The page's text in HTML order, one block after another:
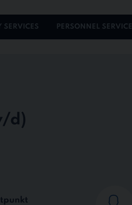
SERVICES PERSONNEL SERVICE